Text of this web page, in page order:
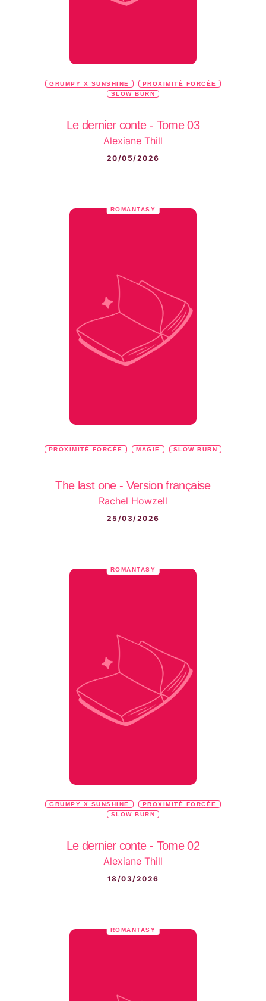
GRUMPY X SUNSHINE
PROXIMITÉ FORCÉE
SLOW BURN
Le dernier conte - Tome 03
Alexiane Thill
20/05/2026
ROMANTASY
PROXIMITÉ FORCÉE MAGIE SLOW BURN
The last one - Version française
Rachel Howzell
25/03/2026
ROMANTASY
GRUMPY X SUNSHINE
PROXIMITÉ FORCÉE
SLOW BURN
Le dernier conte - Tome 02
Alexiane Thill
18/03/2026
ROMANTASY